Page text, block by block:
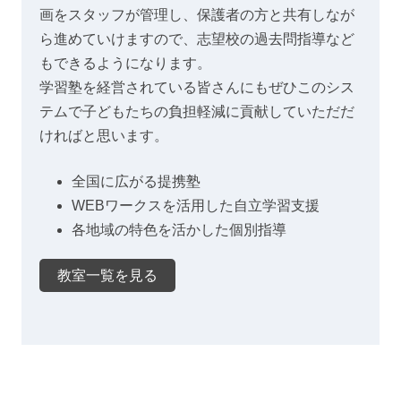
画をスタッフが管理し、保護者の方と共有しなが
ら進めていけますので、志望校の過去問指導など
もできるようになります。
学習塾を経営されている皆さんにもぜひこのシス
テムで子どもたちの負担軽減に貢献していただだ
ければと思います。
全国に広がる提携塾
WEBワークスを活用した自立学習支援
各地域の特色を活かした個別指導
教室一覧を見る